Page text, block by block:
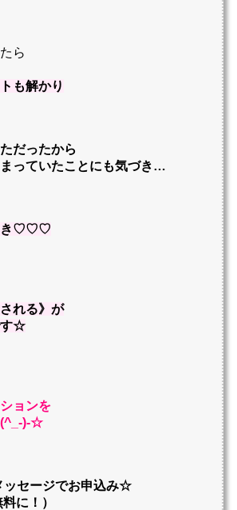
ら
も解かり
だったから
っていたことにも気づき…
き♡♡♡
れる》が
す☆
ョンを
(^_-)-☆
ッセージでお申込み☆
に！）